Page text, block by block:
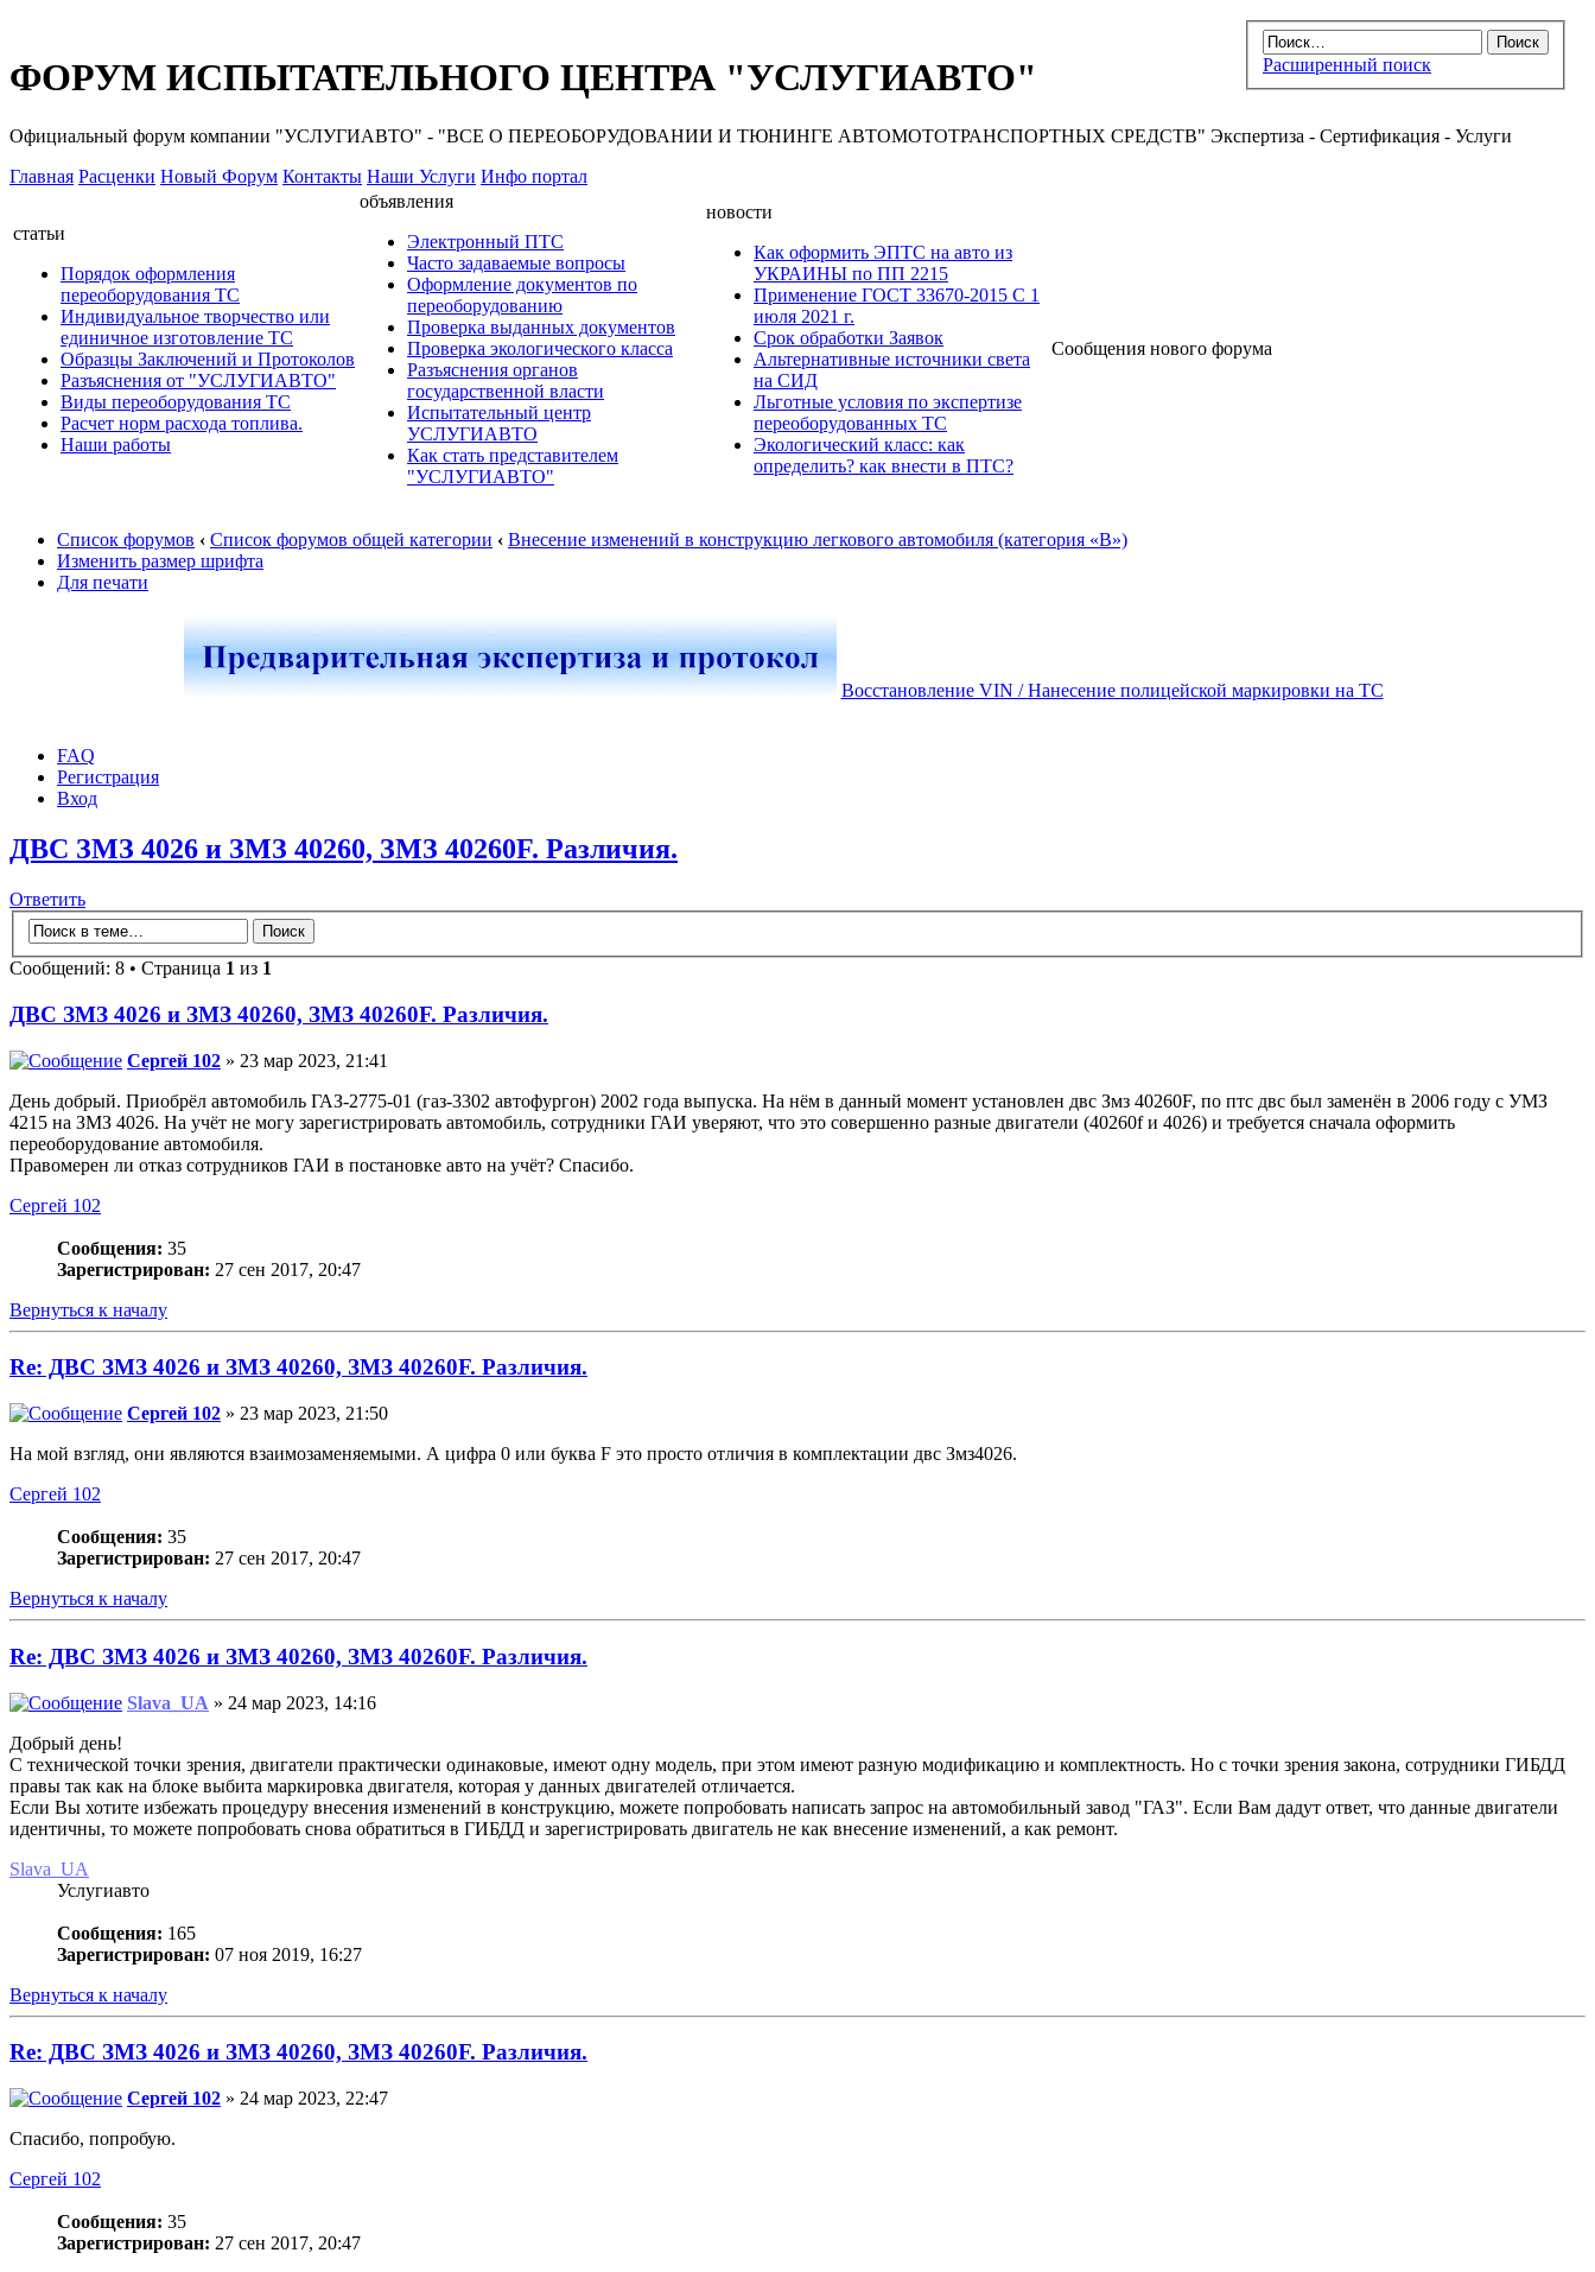
Расширенный поиск
ФОРУМ ИСПЫТАТЕЛЬНОГО ЦЕНТРА "УСЛУГИАВТО"
Официальный форум компании "УСЛУГИАВТО" - "ВСЕ О ПЕРЕОБОРУДОВАНИИ И ТЮНИНГЕ АВТОМОТОТРАНСПОРТНЫХ СРЕДСТВ" Экспертиза - Сертификация - Услуги
Главная Расценки Новый Форум Контакты Наши Услуги Инфо портал
статьи
Порядок оформления
переоборудования ТС
Индивидуальное творчество или
единичное изготовление ТС
Образцы Заключений и Протоколов
Разъяснения от "УСЛУГИАВТО"
Виды переоборудования ТС
Расчет норм расхода топлива.
Наши работы
объявления
Электронный ПТС
Часто задаваемые вопросы
Оформление документов по
переоборудованию
Проверка выданных документов
Проверка экологического класса
Разъяснения органов
государственной власти
Испытательный центр
УСЛУГИАВТО
Как стать представителем
"УСЛУГИАВТО"
новости
Как оформить ЭПТС на авто из
УКРАИНЫ по ПП 2215
Применение ГОСТ 33670-2015 С 1
июля 2021 г.
Срок обработки Заявок
Альтернативные источники света
на СИД
Льготные условия по экспертизе
переоборудованных ТС
Экологический класс: как
определить? как внести в ПТС?
Сообщения нового форума
Список форумов ‹ Список форумов общей категории ‹ Внесение изменений в конструкцию легкового автомобиля (категория «В»)
Изменить размер шрифта
Для печати
Восстановление VIN / Нанесение полицейской маркировки на ТС
FAQ
Регистрация
Вход
ДВС ЗМЗ 4026 и ЗМЗ 40260, ЗМЗ 40260F. Различия.
Ответить
Сообщений: 8 • Страница 1 из 1
ДВС ЗМЗ 4026 и ЗМЗ 40260, ЗМЗ 40260F. Различия.
Сергей 102 » 23 мар 2023, 21:41
День добрый. Приобрёл автомобиль ГАЗ-2775-01 (газ-3302 автофургон) 2002 года выпуска. На нём в данный момент установлен двс Змз 40260F, по птс двс был заменён в 2006 году с УМЗ
4215 на ЗМЗ 4026. На учёт не могу зарегистрировать автомобиль, сотрудники ГАИ уверяют, что это совершенно разные двигатели (40260f и 4026) и требуется сначала оформить
переоборудование автомобиля.
Правомерен ли отказ сотрудников ГАИ в постановке авто на учёт? Спасибо.
Сергей 102
Сообщения: 35
Зарегистрирован: 27 сен 2017, 20:47
Вернуться к началу
Re: ДВС ЗМЗ 4026 и ЗМЗ 40260, ЗМЗ 40260F. Различия.
Сергей 102 » 23 мар 2023, 21:50
На мой взгляд, они являются взаимозаменяемыми. А цифра 0 или буква F это просто отличия в комплектации двс Змз4026.
Сергей 102
Сообщения: 35
Зарегистрирован: 27 сен 2017, 20:47
Вернуться к началу
Re: ДВС ЗМЗ 4026 и ЗМЗ 40260, ЗМЗ 40260F. Различия.
Slava_UA » 24 мар 2023, 14:16
Добрый день!
С технической точки зрения, двигатели практически одинаковые, имеют одну модель, при этом имеют разную модификацию и комплектность. Но с точки зрения закона, сотрудники ГИБДД
правы так как на блоке выбита маркировка двигателя, которая у данных двигателей отличается.
Если Вы хотите избежать процедуру внесения изменений в конструкцию, можете попробовать написать запрос на автомобильный завод "ГАЗ". Если Вам дадут ответ, что данные двигатели
идентичны, то можете попробовать снова обратиться в ГИБДД и зарегистрировать двигатель не как внесение изменений, а как ремонт.
Slava_UA
Услугиавто
Сообщения: 165
Зарегистрирован: 07 ноя 2019, 16:27
Вернуться к началу
Re: ДВС ЗМЗ 4026 и ЗМЗ 40260, ЗМЗ 40260F. Различия.
Сергей 102 » 24 мар 2023, 22:47
Спасибо, попробую.
Сергей 102
Сообщения: 35
Зарегистрирован: 27 сен 2017, 20:47